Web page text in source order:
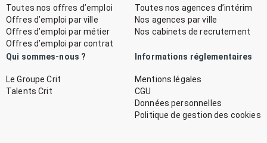
Toutes nos offres d’emploi
Offres d’emploi par ville
Offres d’emploi par métier
Offres d’emploi par contrat
Toutes nos agences d’intérim
Nos agences par ville
Nos cabinets de recrutement
Qui sommes-nous ?
Le Groupe Crit
Talents Crit
Informations réglementaires
Mentions légales
CGU
Données personnelles
Politique de gestion des cookies